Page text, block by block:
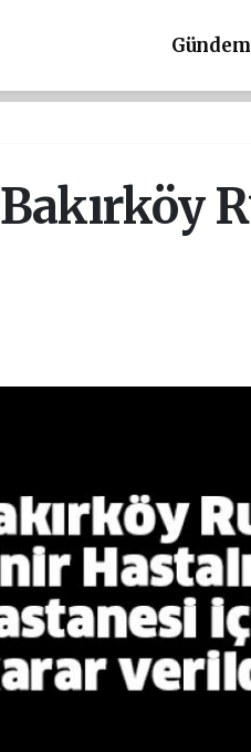
Gündem
Bakırköy